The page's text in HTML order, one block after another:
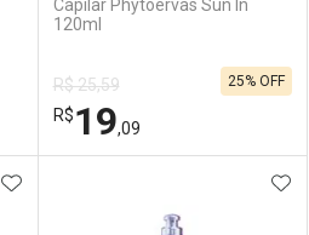
Comprar sem Desconto
Por R$ 29,99/cada
Comprar sem Desconto
Por R$ 29,99/cada
Capilar Phytoervas Sun In
120ml
R$ 25,59
R$19,09
25% OFF
ADICIONAR AOS FAVORITOS